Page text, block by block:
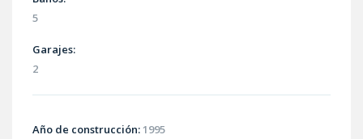
5
Garajes:
2
Año de construcción: 1995